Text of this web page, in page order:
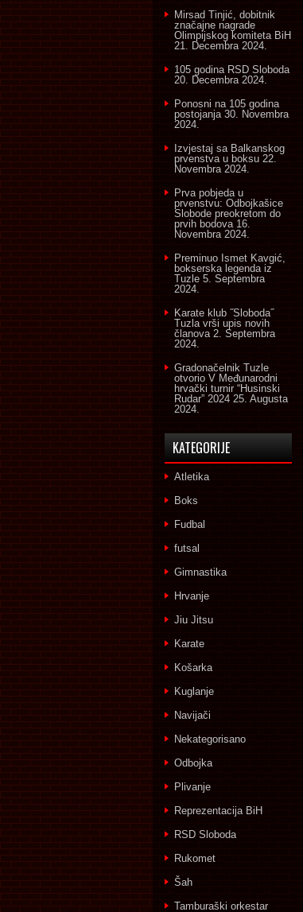
Mirsad Tinjić, dobitnik
značajne nagrade
Olimpijskog komiteta BiH
21. Decembra 2024.
105 godina RSD Sloboda
20. Decembra 2024.
Ponosni na 105 godina
postojanja 30. Novembra
2024.
Izvjestaj sa Balkanskog
prvenstva u boksu 22.
Novembra 2024.
Prva pobjeda u
prvenstvu: Odbojkašice
Slobode preokretom do
prvih bodova 16.
Novembra 2024.
Preminuo Ismet Kavgić,
bokserska legenda iz
Tuzle 5. Septembra
2024.
Karate klub ˝Sloboda˝
Tuzla vrši upis novih
članova 2. Septembra
2024.
Gradonačelnik Tuzle
otvorio V Međunarodni
hrvački turnir “Husinski
Rudar” 2024 25. Augusta
2024.
KATEGORIJE
Atletika
Boks
Fudbal
futsal
Gimnastika
Hrvanje
Jiu Jitsu
Karate
Košarka
Kuglanje
Navijači
Nekategorisano
Odbojka
Plivanje
Reprezentacija BiH
RSD Sloboda
Rukomet
Šah
Tamburaški orkestar